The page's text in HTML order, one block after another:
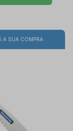
A SUA COMPRA